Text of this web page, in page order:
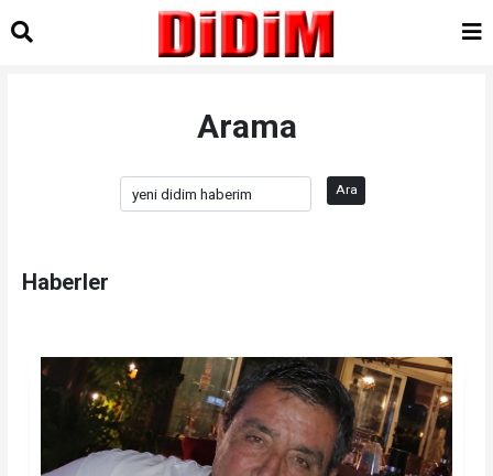
Arama
Ara
Haberler